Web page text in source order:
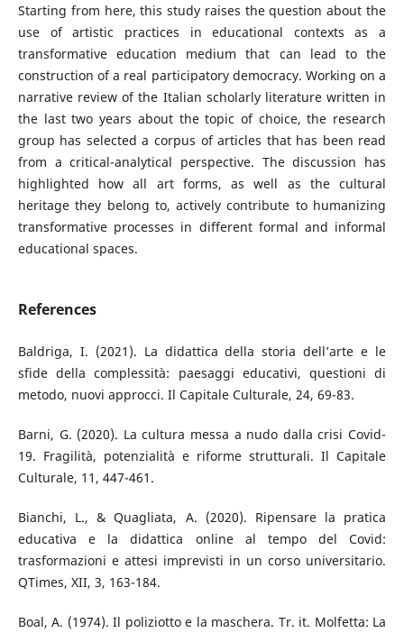
Starting from here, this study raises the question about the
use of artistic practices in educational contexts as a
transformative education medium that can lead to the
construction of a real participatory democracy. Working on a
narrative review of the Italian scholarly literature written in
the last two years about the topic of choice, the research
group has selected a corpus of articles that has been read
from a critical-analytical perspective. The discussion has
highlighted how all art forms, as well as the cultural
heritage they belong to, actively contribute to humanizing
transformative processes in different formal and informal
educational spaces.
References
Baldriga, I. (2021). La didattica della storia dell’arte e le
sfide della complessità: paesaggi educativi, questioni di
metodo, nuovi approcci. Il Capitale Culturale, 24, 69-83.
Barni, G. (2020). La cultura messa a nudo dalla crisi Covid-
19. Fragilità, potenzialità e riforme strutturali. Il Capitale
Culturale, 11, 447-461.
Bianchi, L., & Quagliata, A. (2020). Ripensare la pratica
educativa e la didattica online al tempo del Covid:
trasformazioni e attesi imprevisti in un corso universitario.
QTimes, XII, 3, 163-184.
Boal, A. (1974). Il poliziotto e la maschera. Tr. it. Molfetta: La